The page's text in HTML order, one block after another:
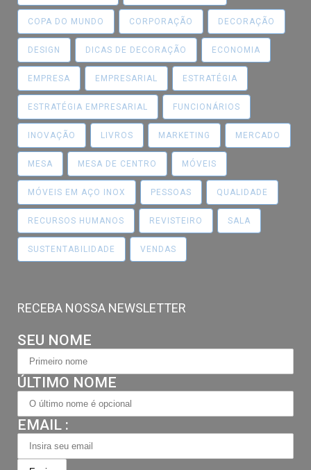
COPA DO MUNDO CORPORAÇÃO DECORAÇÃO
DESIGN DICAS DE DECORAÇÃO ECONOMIA
EMPRESA EMPRESARIAL ESTRATÉGIA
ESTRATÉGIA EMPRESARIAL FUNCIONÁRIOS
INOVAÇÃO LIVROS MARKETING MERCADO
MESA MESA DE CENTRO MÓVEIS
MÓVEIS EM AÇO INOX PESSOAS QUALIDADE
RECURSOS HUMANOS REVISTEIRO SALA
SUSTENTABILIDADE VENDAS
RECEBA NOSSA NEWSLETTER
SEU NOME
ÚLTIMO NOME
EMAIL :